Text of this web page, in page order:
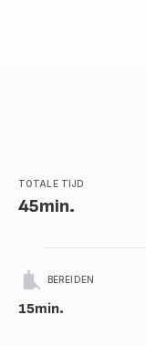
TOTALE TIJD
45min.
BEREIDEN
15min.